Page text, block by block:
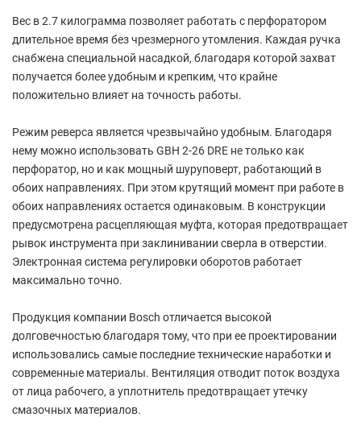
Вес в 2.7 килограмма позволяет работать с перфоратором
длительное время без чрезмерного утомления. Каждая ручка
снабжена специальной насадкой, благодаря которой захват
получается более удобным и крепким, что крайне
положительно влияет на точность работы.
Режим реверса является чрезвычайно удобным. Благодаря
нему можно использовать GBH 2-26 DRE не только как
перфоратор, но и как мощный шуруповерт, работающий в
обоих направлениях. При этом крутящий момент при работе в
обоих направлениях остается одинаковым. В конструкции
предусмотрена расцепляющая муфта, которая предотвращает
рывок инструмента при заклинивании сверла в отверстии.
Электронная система регулировки оборотов работает
максимально точно.
Продукция компании Bosch отличается высокой
долговечностью благодаря тому, что при ее проектировании
использовались самые последние технические наработки и
современные материалы. Вентиляция отводит поток воздуха
от лица рабочего, а уплотнитель предотвращает утечку
смазочных материалов.